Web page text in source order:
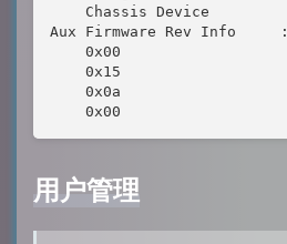
    Chassis Device
Aux Firmware Rev Info     :
    0x00
    0x15
    0x0a
    0x00
用户管理